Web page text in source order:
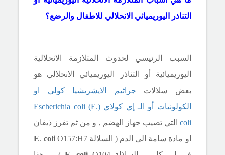
التناذر اليوريميائي الانحلالي للاطفال والرضع؟
السبب الرئيسي لحدوث
المتلازمة الانحلالية
اليوريميائية أو التناذر اليوريميائي الانحلالي هو
بعض سلالات جراثيم الايشريشيا كولي او
الكولونيات أو الـ إي كولاي
(Escherichia coli (E.
coli التي تصيب جهاز الهضم , و من ثم تفرز ذيفان
او مادة سامة الى الدم ( السلالة
E. coliO157:H7